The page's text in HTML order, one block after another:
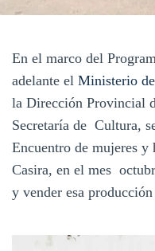
En el marco del
adelante el Ministerio
la Dirección Provincial
Secretaría de Cultura,
Encuentro de mujeres y
Casira, en el mes
y vender esa producción